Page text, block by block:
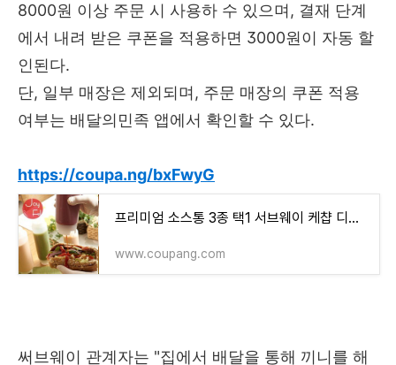
8000원 이상 주문 시 사용하 수 있으며, 결재 단계
에서 내려 받은 쿠폰을 적용하면 3000원이 자동 할
인된다.
단, 일부 매장은 제외되며, 주문 매장의 쿠폰 적용
여부는 배달의민족 앱에서 확인할 수 있다.
https://coupa.ng/bxFwyG
프리미엄 소스통 3종 택1 서브웨이 케챱 디스팬서 거꾸로 둬도 흐르지 않아요
www.coupang.com
써브웨이 관계자는 "집에서 배달을 통해 끼니를 해